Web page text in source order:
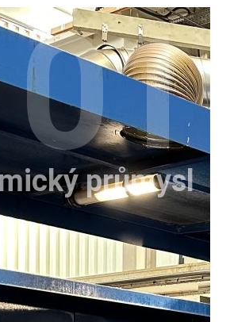
01
průmysl